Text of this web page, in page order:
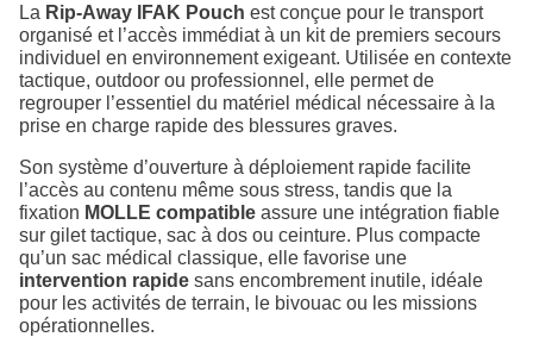
La Rip-Away IFAK Pouch est conçue pour le transport
organisé et l’accès immédiat à un kit de premiers secours
individuel en environnement exigeant. Utilisée en contexte
tactique, outdoor ou professionnel, elle permet de
regrouper l’essentiel du matériel médical nécessaire à la
prise en charge rapide des blessures graves.
Son système d’ouverture à déploiement rapide facilite
l’accès au contenu même sous stress, tandis que la
fixation MOLLE compatible assure une intégration fiable
sur gilet tactique, sac à dos ou ceinture. Plus compacte
qu’un sac médical classique, elle favorise une
intervention rapide sans encombrement inutile, idéale
pour les activités de terrain, le bivouac ou les missions
opérationnelles.